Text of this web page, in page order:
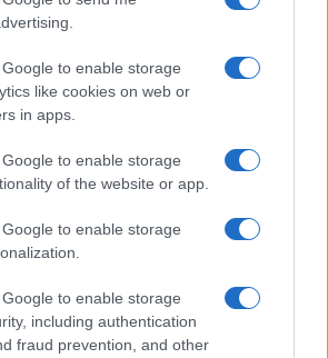
to enable storage
like cookies on web or
in apps.
to enable storage
of the website or app.
to enable storage
to enable storage
including authentication
fraud prevention, and other